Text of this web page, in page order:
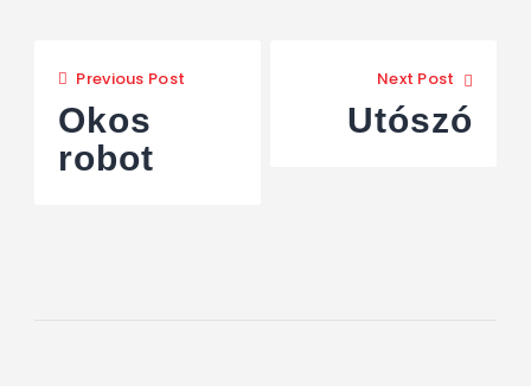
Previous Post
Okos
robot
Next Post
Utószó